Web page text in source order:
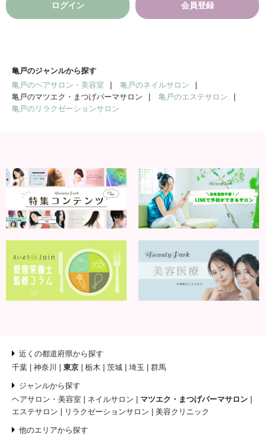
ログイン 会員登録
亀戸のジャンルから探す
亀戸のヘアサロン・美容室
亀戸のネイルサロン
亀戸のマツエク・まつげパーマサロン
亀戸のエステサロン
亀戸のリラクゼーションサロン
近くの都道府県から探す
千葉
神奈川 東京 栃木 茨城 埼玉 群馬
ジャンルから探す
ヘアサロン・美容室
ネイルサロン
マツエク・まつげパーマサロン
エステサロン
リラクゼーションサロン 美容クリニック
他のエリアから探す